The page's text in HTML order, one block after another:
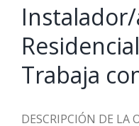
Instalador/
Trabaja
DESCRIPCIÓN DE